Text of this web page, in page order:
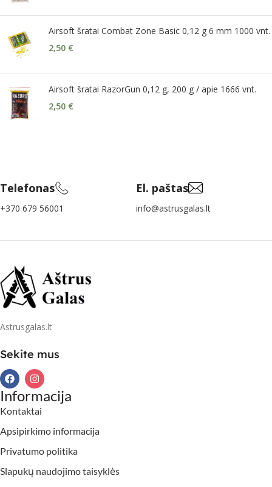
Airsoft šratai Combat Zone Basic 0,12 g 6 mm 1000 vnt.
2,50 €
Airsoft šratai RazorGun 0,12 g, 200 g / apie 1666 vnt.
2,50 €
Telefonas
+370 679 56001
El. paštas
info@astrusgalas.lt
Astrusgalas.lt
Sekite mus
Informacija
Kontaktai
Apsipirkimo informacija
Privatumo politika
Slapukų naudojimo taisyklės